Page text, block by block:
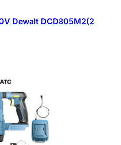
Dewalt DCD805M2(2